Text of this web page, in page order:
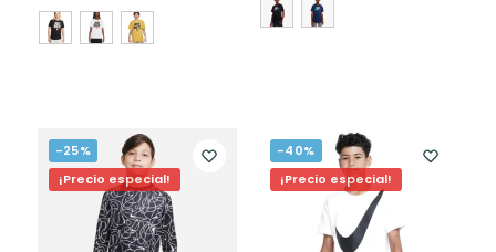
-25%
¡Precio especial!
-40%
¡Precio especial!